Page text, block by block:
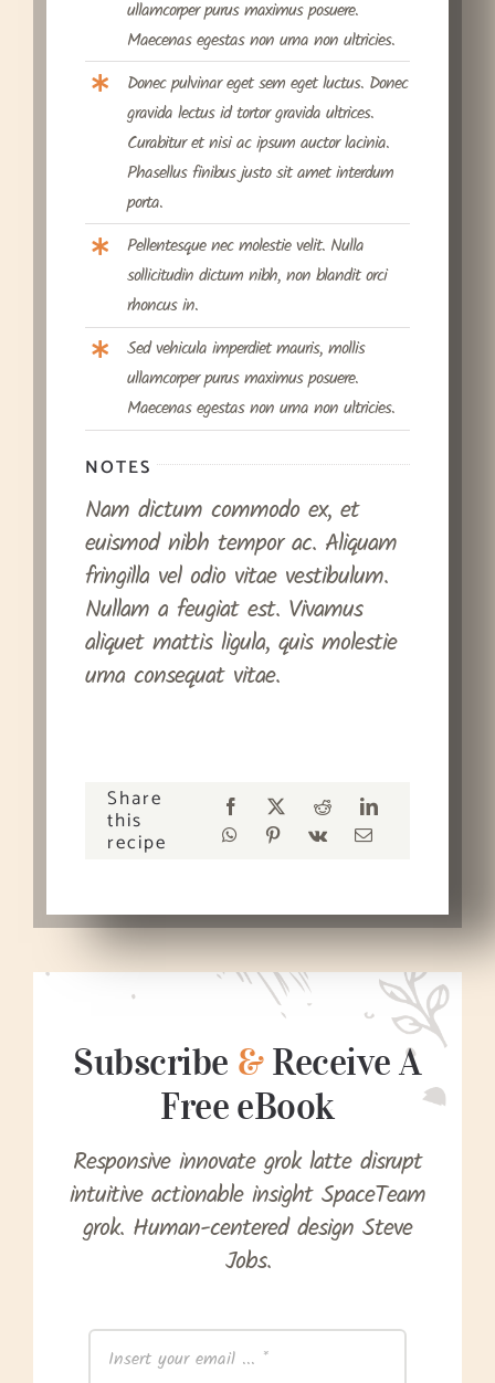
ullamcorper purus maximus posuere.
Maecenas egestas non urna non ultricies.
Donec pulvinar eget sem eget luctus. Donec
gravida lectus id tortor gravida ultrices.
Curabitur et nisi ac ipsum auctor lacinia.
Phasellus finibus justo sit amet interdum
porta.
Pellentesque nec molestie velit. Nulla
sollicitudin dictum nibh, non blandit orci
rhoncus in.
Sed vehicula imperdiet mauris, mollis
ullamcorper purus maximus posuere.
Maecenas egestas non urna non ultricies.
NOTES
Nam dictum commodo ex, et
euismod nibh tempor ac. Aliquam
fringilla vel odio vitae vestibulum.
Nullam a feugiat est. Vivamus
aliquet mattis ligula, quis molestie
urna consequat vitae.
Share
this
recipe
Subscribe &Receive A
Free eBook
Responsive innovate grok latte disrupt
intuitive actionable insight SpaceTeam
grok. Human-centered design Steve
Jobs.